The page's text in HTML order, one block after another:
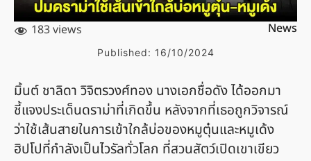
183 views News
Published: 16/10/2024
มิ้นต์ ชาลิดา วิจิตรวงศ์ทอง นางเอกชื่อดัง ได้ออกมา
ชี้แจงประเด็นดราม่าที่เกิดขึ้น หลังจากที่เธอถูกวิจารณ์
ว่าใช้เส้นสายในการเข้าใกล้บ่อของหมูตุ๋นและหมูเด้ง
ฮิปโปที่กำลังเป็นไวรัลทั่วโลก ที่สวนสัตว์เปิดเขาเขียว